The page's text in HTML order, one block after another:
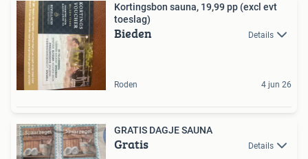
Kortingsbon sauna, 19,99 pp (excl evt
toeslag)
Bieden Details
Roden 4 jun 26
GRATIS DAGJE SAUNA
Gratis Details